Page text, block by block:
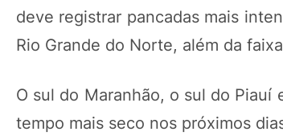
deve registrar pancadas mais
Rio Grande do Norte, além da
O sul do Maranhão, o sul do
tempo mais seco nos próximos